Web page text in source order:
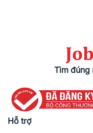
Tìm đúng
Hỗ trợ